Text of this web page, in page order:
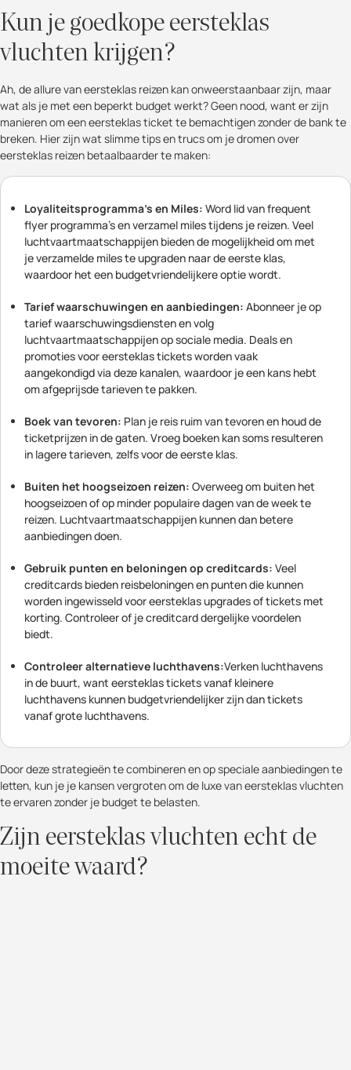
Kun je goedkope eersteklas
vluchten krijgen?
Ah, de allure van eersteklas reizen kan onweerstaanbaar zijn, maar
wat als je met een beperkt budget werkt? Geen nood, want er zijn
manieren om een eersteklas ticket te bemachtigen zonder de bank te
breken. Hier zijn wat slimme tips en trucs om je dromen over
eersteklas reizen betaalbaarder te maken:
Loyaliteitsprogramma's en Miles: Word lid van frequent
flyer programma's en verzamel miles tijdens je reizen. Veel
luchtvaartmaatschappijen bieden de mogelijkheid om met
je verzamelde miles te upgraden naar de eerste klas,
waardoor het een budgetvriendelijkere optie wordt.
Tarief waarschuwingen en aanbiedingen: Abonneer je op
tarief waarschuwingsdiensten en volg
luchtvaartmaatschappijen op sociale media. Deals en
promoties voor eersteklas tickets worden vaak
aangekondigd via deze kanalen, waardoor je een kans hebt
om afgeprijsde tarieven te pakken.
Boek van tevoren: Plan je reis ruim van tevoren en houd de
ticketprijzen in de gaten. Vroeg boeken kan soms resulteren
in lagere tarieven, zelfs voor de eerste klas.
Buiten het hoogseizoen reizen: Overweeg om buiten het
hoogseizoen of op minder populaire dagen van de week te
reizen. Luchtvaartmaatschappijen kunnen dan betere
aanbiedingen doen.
Gebruik punten en beloningen op creditcards: Veel
creditcards bieden reisbeloningen en punten die kunnen
worden ingewisseld voor eersteklas upgrades of tickets met
korting. Controleer of je creditcard dergelijke voordelen
biedt.
Controleer alternatieve luchthavens:Verken luchthavens
in de buurt, want eersteklas tickets vanaf kleinere
luchthavens kunnen budgetvriendelijker zijn dan tickets
vanaf grote luchthavens.
Door deze strategieën te combineren en op speciale aanbiedingen te
letten, kun je je kansen vergroten om de luxe van eersteklas vluchten
te ervaren zonder je budget te belasten.
Zijn eersteklas vluchten echt de
moeite waard?